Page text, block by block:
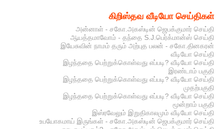
கிறிஸ்தவ வீடியோ செய்திகள்
அன்னாள் - சகோ.அகஸ்டின் ஜெபக்குமார் செய்தி
ஆயத்தமாவோம் - தந்தை S.J.பெர்க்மான்ஸ் செய்தி
இயேசுவின் நாமம் தரும் அற்புத பலன் - சகோ.தினகரன்
வீடியோ செய்தி
இழந்ததை பெற்றுக்கொள்வது எப்படி? வீடியோ செய்தி
இரண்டாம் பகுதி
இழந்ததை பெற்றுக்கொள்வது எப்படி? வீடியோ செய்தி
முதற்பகுதி
இழந்ததை பெற்றுக்கொள்வது எப்படி? வீடியோ செய்தி
மூன்றாம் பகுதி
இஸ்ரவேலும் இறுதிகாலமும் வீடியோ செய்தி
உபயோகமாய் இருங்கள் - சகோ.அகஸ்டின் ஜெபக்குமார் செய்தி